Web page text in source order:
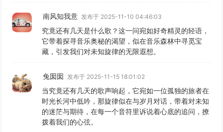
南风知我意 发布于 2025-11-10 04:46:03
究竟还有几天是什么歌？这一问宛如好奇精灵的轻语，
它带着探寻音乐奥秘的渴望，似在音乐森林中寻觅宝
藏，引发我们对未知旋律的无限遐想。
兔囡囡 发布于 2025-11-15 18:01:02
当究竟还有几天的歌声响起，它宛如一位孤独的旅者在
时光长河中低吟，那旋律似在与岁月对话，带着对未知
的迷茫与期待，在每一个音符里诉说着心底的追问，撩
拨着我们的心弦。